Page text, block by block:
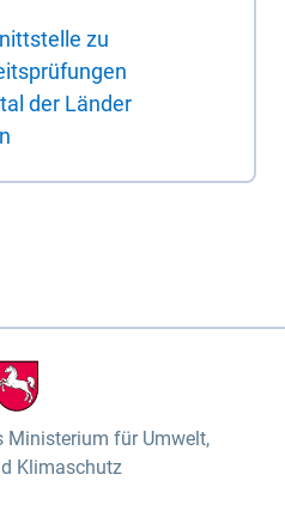
zu
der Länder
Ministerium für Umwelt,
Klimaschutz